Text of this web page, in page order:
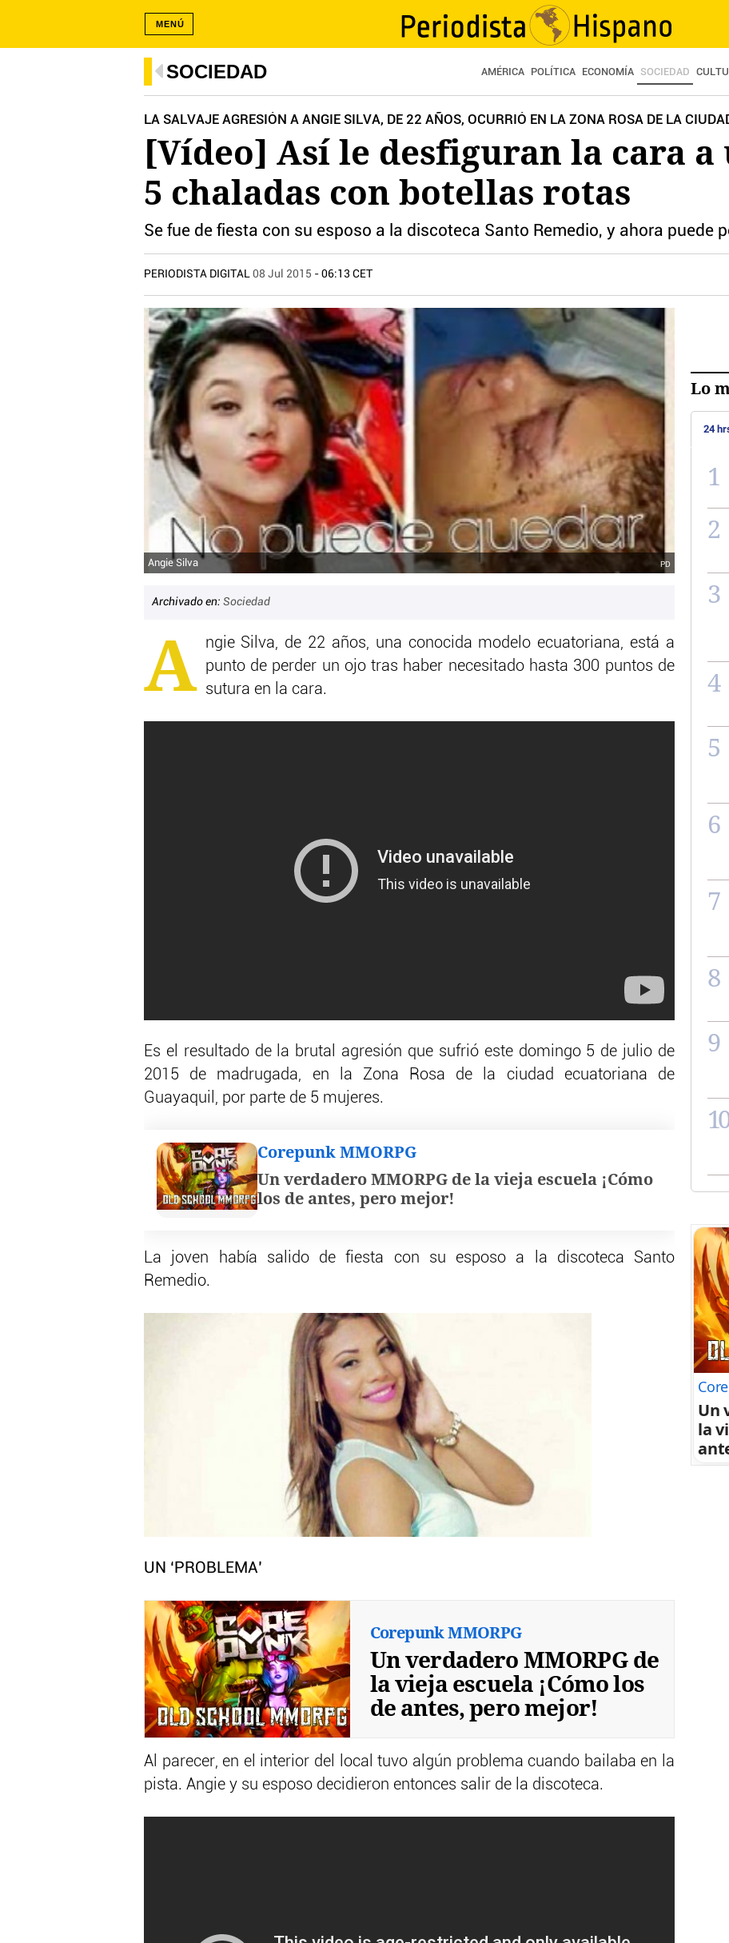
MENÚ
SOCIEDAD AMÉRICA POLÍTICA ECONOMÍA SOCIEDAD
LA SALVAJE AGRESIÓN A ANGIE SILVA, DE 22 AÑOS, OCURRIÓ EN LA ZONA ROSA DE LA
[Vídeo] Así le desfiguran la cara a
5 chaladas con botellas rotas
Se fue de fiesta con su esposo a la discoteca Santo Remedio, y ahora puede
PERIODISTA DIGITAL 08 Jul 2015 - 06:13 CET
Angie Silva PD
Archivado en: Sociedad
A ngie Silva, de 22 años, una conocida modelo ecuatoriana, está a
punto de perder un ojo tras haber necesitado hasta 300 puntos de
sutura en la cara.
Es el resultado de la brutal agresión que sufrió este domingo 5 de julio de
2015 de madrugada, en la Zona Rosa de la ciudad ecuatoriana de
Guayaquil, por parte de 5 mujeres.
Corepunk MMORPG
Un verdadero MMORPG de la vieja escuela ¡Cómo
los de antes, pero mejor!
La joven había salido de fiesta con su esposo a la discoteca Santo
Remedio.
UN ‘PROBLEMA’
Corepunk MMORPG
Un verdadero MMORPG de
la vieja escuela ¡Cómo los
de antes, pero mejor!
Al parecer, en el interior del local tuvo algún problema cuando bailaba en la
pista. Angie y su esposo decidieron entonces salir de la discoteca.
Lo
24
Un
la